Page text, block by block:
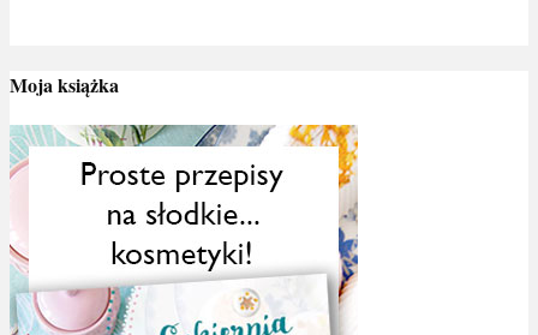
Moja książka